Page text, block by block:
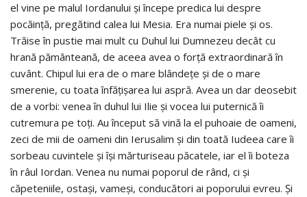
el vine pe malul Iordanului și începe predica lui despre
pocăință, pregătind calea lui Mesia. Era numai piele și os.
Trăise în pustie mai mult cu Duhul lui Dumnezeu decât cu
hrană pământeană, de aceea avea o forță extraordinară în
cuvânt. Chipul lui era de o mare blândețe și de o mare
smerenie, cu toata înfățișarea lui aspră. Avea un dar deosebit
de a vorbi: venea în duhul lui Ilie și vocea lui puternică îi
cutremura pe toți. Au început să vină la el puhoaie de oameni,
zeci de mii de oameni din Ierusalim și din toată Iudeea care îi
sorbeau cuvintele și își mărturiseau păcatele, iar el îi boteza
în râul Iordan. Venea nu numai poporul de rând, ci și
căpeteniile, ostași, vameși, conducători ai poporului evreu. Și